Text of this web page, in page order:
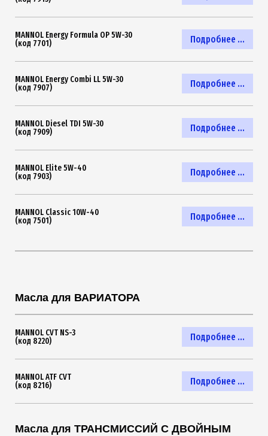
Подробнее ...
MANNOL Energy Formula OP 5W-30
(код 7701)
Подробнее ...
MANNOL Energy Combi LL 5W-30
(код 7907)
Подробнее ...
MANNOL Diesel TDI 5W-30
(код 7909)
Подробнее ...
MANNOL Elite 5W-40
(код 7903)
Подробнее ...
MANNOL Classic 10W-40
(код 7501)
Масла для ВАРИАТОРА
Подробнее ...
MANNOL CVT NS-3
(код 8220)
Подробнее ...
MANNOL ATF CVT
(код 8216)
Масла для ТРАНСМИССИЙ С ДВОЙНЫМ